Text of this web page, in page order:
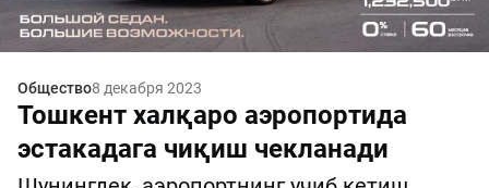
Общество8 декабря 2023
Тошкент халқаро аэропортида
эстакадага чиқиш чекланади